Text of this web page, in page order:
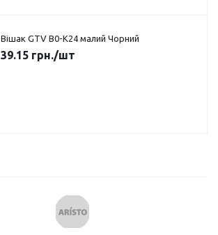
Вішак GTV B0-K24 малий Чорний
39.15 грн./шт